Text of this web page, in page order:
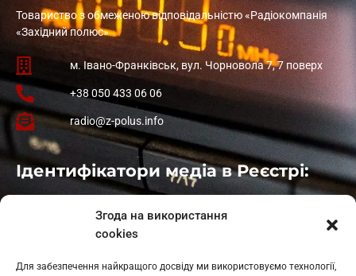
Згода на використання
cookies
Для забезпечення найкращого досвіду ми використовуємо технології,
Товариство з обмеженою відповідальністю «Радіокомпанія
«Західний полюс»
м. Івано-Франківськ, вул. Чорновола 7, 7 поверх
+38 050 433 06 06
radio@z-polus.info
Ідентифікатори медіа в Реєстрі:
: L11-01410
: L11-01801
Косів: L11-01805